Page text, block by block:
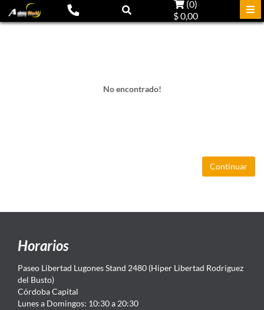
(0)
$ 0,00
No encontrado!
Continuar
Horarios
Paseo Libertad Lugones Stand 2480 (Hiper Libertad Rodriguez
del Busto)
Córdoba Capital
Lunes a Domingos: 10:30 a 20:30